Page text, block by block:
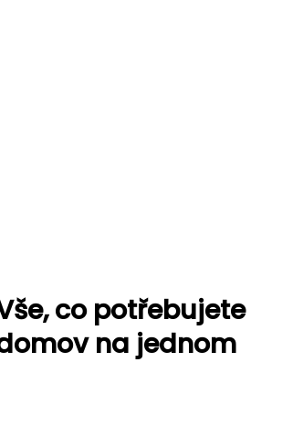
co potřebujete
na jednom